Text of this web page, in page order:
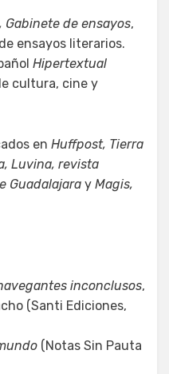
Gabinete de ensayos,
ensayos literarios.
Hipertextual
cultura, cine y
en Huffpost, Tierra
Luvina, revista
Guadalajara y Magis,
inconclusos,
(Santi Ediciones,
(Notas Sin Pauta